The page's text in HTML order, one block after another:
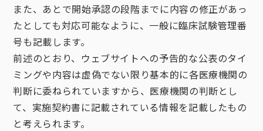
また、あとで開始承認の段階までに内容の修正があっ
たとしても対応可能なように、一般に臨床試験管理番
号も記載します。
前述のとおり、ウェブサイトへの予告的な公表のタイ
ミングや内容は虚偽でない限り基本的に各医療機関の
判断に委ねられていますから、医療機関の判断とし
て、実施契約書に記載されている情報を記載したもの
と考えられます。